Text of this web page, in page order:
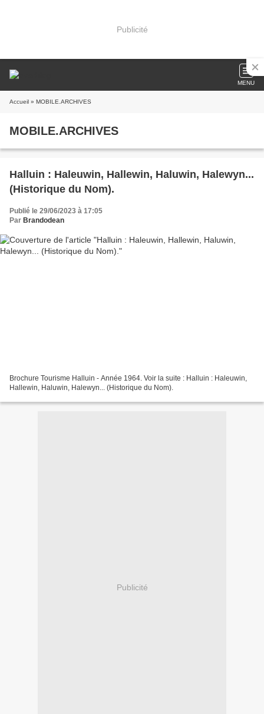
Publicité
MENU
Accueil » MOBILE.ARCHIVES
MOBILE.ARCHIVES
Halluin : Haleuwin, Hallewin, Haluwin, Halewyn...
(Historique du Nom).
Publié le 29/06/2023 à 17:05
Par Brandodean
Brochure Tourisme Halluin - Année 1964. Voir la suite : Halluin : Haleuwin,
Hallewin, Haluwin, Halewyn... (Historique du Nom).
Publicité